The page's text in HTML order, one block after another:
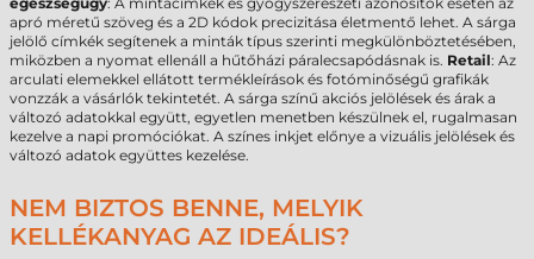
apró méretű szöveg és a 2D kódok precizitása életmentő lehet. A sárga
jelölő címkék segítenek a minták típus szerinti megkülönböztetésében,
miközben a nyomat ellenáll a hűtőházi páralecsapódásnak is. Retail: Az
arculati elemekkel ellátott termékleírások és fotóminőségű grafikák
vonzzák a vásárlók tekintetét. A sárga színű akciós jelölések és árak a
változó adatokkal együtt, egyetlen menetben készülnek el, rugalmasan
kezelve a napi promóciókat. A színes inkjet előnye a vizuális jelölések és
változó adatok együttes kezelése.
NEM BIZTOS BENNE, MELYIK
KELLÉKANYAG AZ IDEÁLIS?